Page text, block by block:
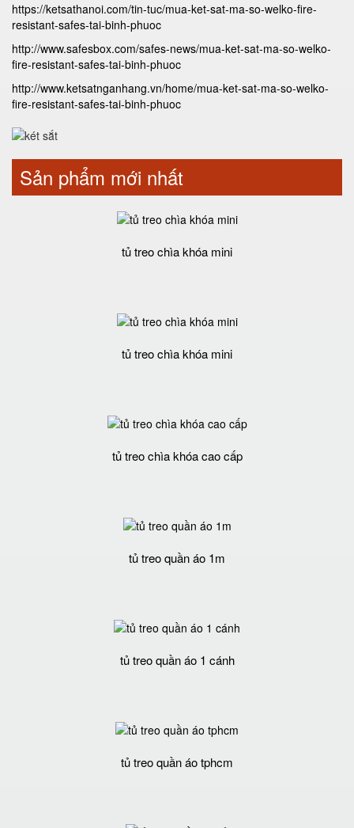
https://ketsathanoi.com/tin-tuc/mua-ket-sat-ma-so-welko-fire-
resistant-safes-tai-binh-phuoc
http://www.safesbox.com/safes-news/mua-ket-sat-ma-so-welko-
fire-resistant-safes-tai-binh-phuoc
http://www.ketsatnganhang.vn/home/mua-ket-sat-ma-so-welko-
fire-resistant-safes-tai-binh-phuoc
Sản phẩm mới nhất
tủ treo chìa khóa mini
tủ treo chìa khóa mini
tủ treo chìa khóa cao cấp
tủ treo quần áo 1m
tủ treo quần áo 1 cánh
tủ treo quần áo tphcm